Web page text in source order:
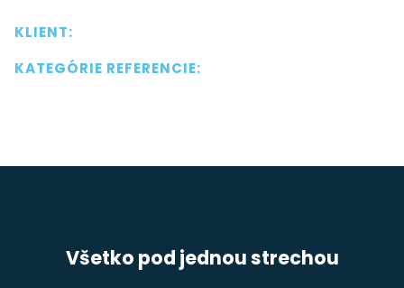
KLIENT:
KATEGÓRIE REFERENCIE:
Všetko pod jednou strechou